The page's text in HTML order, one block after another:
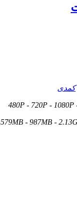
,کمدی
480P - 720P -
579MB - 987MB -